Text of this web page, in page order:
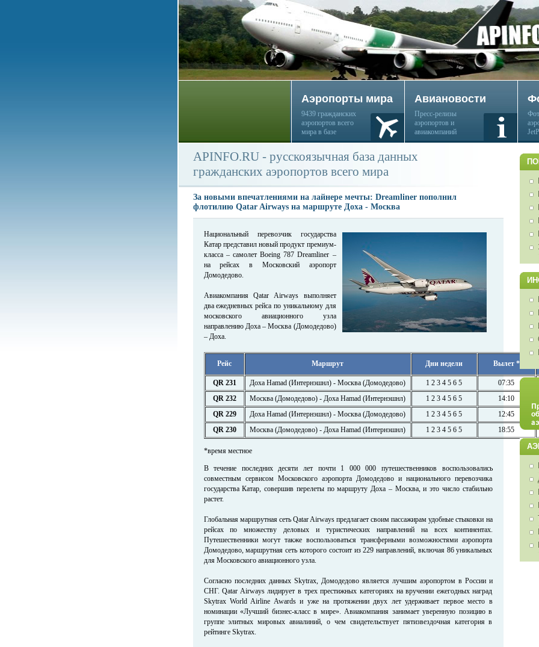
Аэропорты мира
9439 гражданских
аэропортов всего
мира в базе
Авиановости
Пресс-релизы
аэропортов и
авиакомпаний
APINFO.RU - русскоязычная база данных
гражданских аэропортов всего мира
За новыми впечатлениями на лайнере мечты: Dreamliner пополнил
флотилию Qatar Airways на маршруте Доха - Москва
Национальный перевозчик государства
Катар представил новый продукт премиум-
класса – самолет Boeing 787 Dreamliner –
на рейсах в Московский аэропорт
Домодедово.
Авиакомпания Qatar Airways выполняет
два ежедневных рейса по уникальному для
московского авиационного узла
направлению Доха – Москва (Домодедово)
– Доха.
Рейс Маршрут Дни недели Вылет *
QR 231 Доха Hamad (Интернэшнл) - Москва (Домодедово) 1 2 3 4 5 6 5 07:35
QR 232
Москва (Домодедово) - Доха Hamad (Интернэшнл) 1 2 3 4 5 6 5 14:10
QR 229
Доха Hamad (Интернэшнл) - Москва (Домодедово) 1 2 3 4 5 6 5 12:45
QR 230
Москва (Домодедово) - Доха Hamad (Интернэшнл) 1 2 3 4 5 6 5 18:55
*время местное
В течение последних десяти лет почти 1 000 000 путешественников воспользовались
совместным сервисом Московского аэропорта Домодедово и национального перевозчика
государства Катар, совершив перелеты по маршруту Доха – Москва, и это число стабильно
растет.
Глобальная маршрутная сеть Qatar Airways предлагает своим пассажирам удобные стыковки на
рейсах по множеству деловых и туристических направлений на всех континентах.
Путешественники могут также воспользоваться трансферными возможностями аэропорта
Домодедово, маршрутная сеть которого состоит из 229 направлений, включая 86 уникальных
для Московского авиационного узла.
Согласно последних данных Skytrax, Домодедово является лучшим аэропортом в России и
СНГ. Qatar Airways лидирует в трех престижных категориях на вручении ежегодных наград
Skytrax World Airline Awards и уже на протяжении двух лет удерживает первое место в
номинации «Лучший бизнес-класс в мире». Авиакомпания занимает уверенную позицию в
группе элитных мировых авиалиний, о чем свидетельствует пятизвездочная категория в
рейтинге Skytrax.